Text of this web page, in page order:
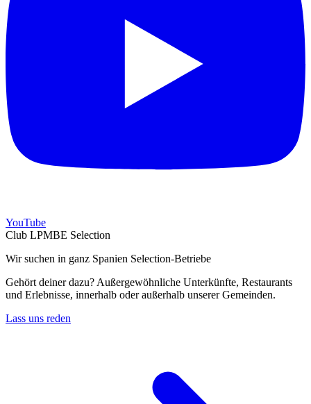
YouTube
Club LPMBE Selection
Wir suchen in ganz Spanien Selection-Betriebe
Gehört deiner dazu? Außergewöhnliche Unterkünfte, Restaurants
und Erlebnisse, innerhalb oder außerhalb unserer Gemeinden.
Lass uns reden